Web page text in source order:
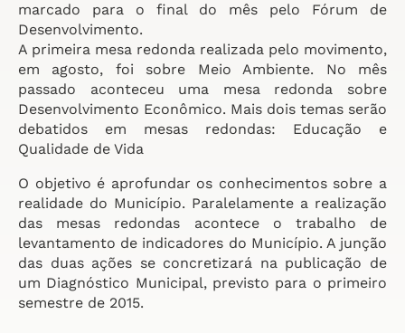
marcado para o final do mês pelo Fórum de
Desenvolvimento.
A primeira mesa redonda realizada pelo movimento,
em agosto, foi sobre Meio Ambiente. No mês
passado aconteceu uma mesa redonda sobre
Desenvolvimento Econômico. Mais dois temas serão
debatidos em mesas redondas: Educação e
Qualidade de Vida
O objetivo é aprofundar os conhecimentos sobre a
realidade do Município. Paralelamente a realização
das mesas redondas acontece o trabalho de
levantamento de indicadores do Município. A junção
das duas ações se concretizará na publicação de
um Diagnóstico Municipal, previsto para o primeiro
semestre de 2015.